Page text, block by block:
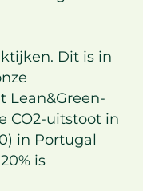
Dit is in
Lean&Green-
CO2-uitstoot in
in Portugal
is